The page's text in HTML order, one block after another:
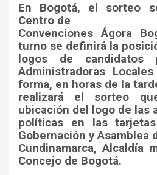
En Bogotá, el sorteo
Centro de
Convenciones Ágora
turno se definirá la
logos de candidatos
Administradoras
forma, en horas de la
realizará el sorteo
ubicación del logo de las
políticas en las
Gobernación y Asamblea
Cundinamarca, Alcaldía
Concejo de Bogotá.